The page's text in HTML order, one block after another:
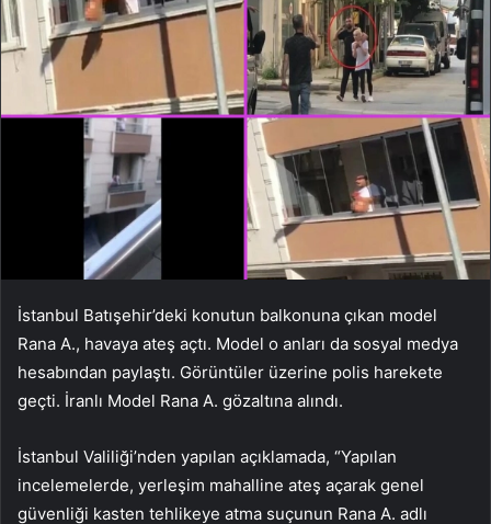
İstanbul Batışehir’deki konutun balkonuna çıkan model
Rana A., havaya ateş açtı. Model o anları da sosyal medya
hesabından paylaştı. Görüntüler üzerine polis harekete
geçti. İranlı Model Rana A. gözaltına alındı.
İstanbul Valiliği’nden yapılan açıklamada, “Yapılan
incelemelerde, yerleşim mahalline ateş açarak genel
güvenliği kasten tehlikeye atma suçunun Rana A. adlı